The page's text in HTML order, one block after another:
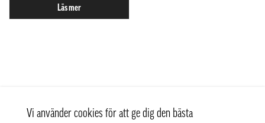
Läs mer
Vi använder cookies för att ge dig den bästa